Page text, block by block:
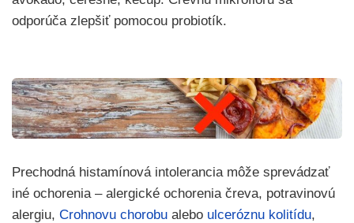
odporúča zlepšiť pomocou probiotík.
Prechodná histamínová intolerancia môže sprevádzať
iné ochorenia – alergické ochorenia čreva, potravinovú
alergiu, Crohnovu chorobu alebo ulceróznu kolitídu,